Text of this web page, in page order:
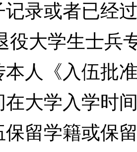
记录或者已经
役大学生士兵
本人《入伍批
在大学入学时
保留学籍或保